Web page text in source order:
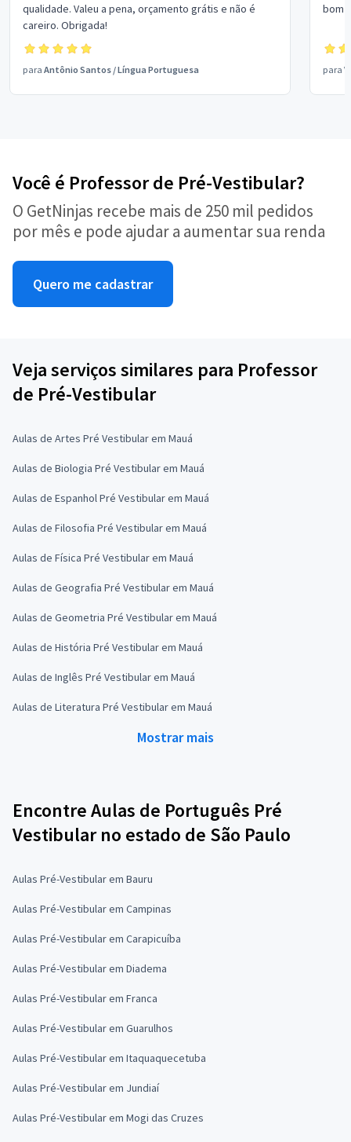
qualidade. Valeu a pena, orçamento grátis e não é
careiro. Obrigada!
para Antônio Santos /Língua Portuguesa
bom
para
Você é Professor de Pré-Vestibular?
O GetNinjas recebe mais de 250 mil pedidos
por mês e pode ajudar a aumentar sua renda
Quero me cadastrar
Veja serviços similares para Professor
de Pré-Vestibular
Aulas de Artes Pré Vestibular em Mauá
Aulas de Biologia Pré Vestibular em Mauá
Aulas de Espanhol Pré Vestibular em Mauá
Aulas de Filosofia Pré Vestibular em Mauá
Aulas de Física Pré Vestibular em Mauá
Aulas de Geografia Pré Vestibular em Mauá
Aulas de Geometria Pré Vestibular em Mauá
Aulas de História Pré Vestibular em Mauá
Aulas de Inglês Pré Vestibular em Mauá
Aulas de Literatura Pré Vestibular em Mauá
Mostrar mais
Encontre Aulas de Português Pré
Vestibular no estado de São Paulo
Aulas Pré-Vestibular em Bauru
Aulas Pré-Vestibular em Campinas
Aulas Pré-Vestibular em Carapicuíba
Aulas Pré-Vestibular em Diadema
Aulas Pré-Vestibular em Franca
Aulas Pré-Vestibular em Guarulhos
Aulas Pré-Vestibular em Itaquaquecetuba
Aulas Pré-Vestibular em Jundiaí
Aulas Pré-Vestibular em Mogi das Cruzes